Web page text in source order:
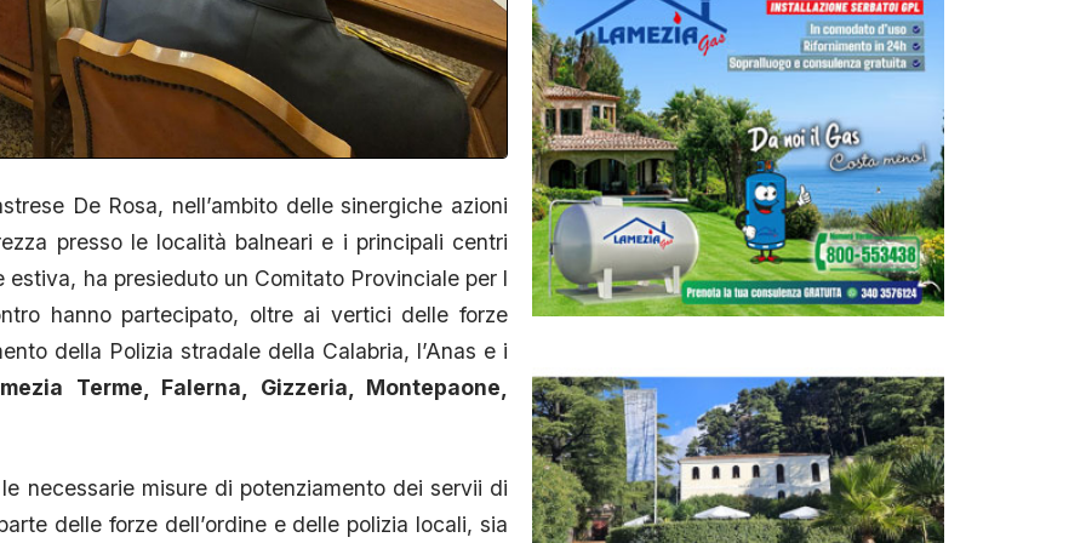
De Rosa, nell’ambito delle sinergiche azioni
presso le località balneari e i principali centri
ha presieduto un Comitato Provinciale per l
hanno partecipato, oltre ai vertici delle forze
della Polizia stradale della Calabria, l’Anas e i
Terme, Falerna, Gizzeria, Montepaone,
necessarie misure di potenziamento dei servii di
delle forze dell’ordine e delle polizia locali, sia